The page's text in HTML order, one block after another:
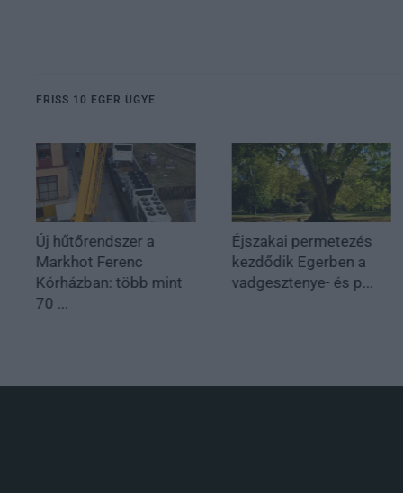
FRISS 10 EGER ÜGYE
Új hűtőrendszer a
Markhot Ferenc
Kórházban: több mint
70 ...
Éjszakai permetezés
kezdődik Egerben a
vadgesztenye- és p...